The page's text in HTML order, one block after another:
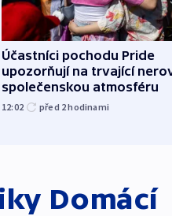
Účastníci pochodu Pride
upozorňují na trvající
společenskou atmosféru
12:02 před 2hodinami
Domácí